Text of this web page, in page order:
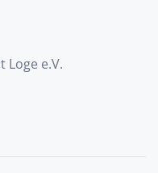
Loge e.V.